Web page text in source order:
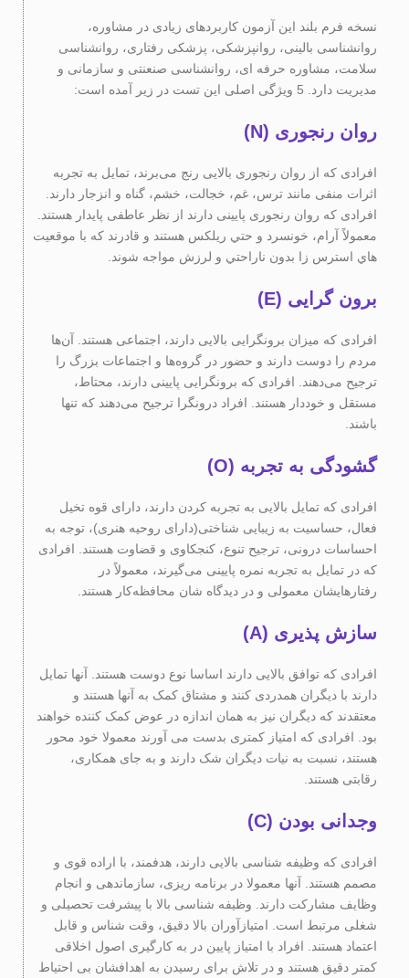
نسخه فرم بلند این آزمون کاربردهای زیادی در مشاوره،
روانشناسی بالینی، روانپزشکی، پزشکی رفتاری، روانشناسی
سلامت، مشاوره حرفه ای، روانشناسی صنعنتی و سازمانی و
مدیریت دارد. 5 ویژگی اصلی این تست در زیر آمده است:
روان رنجوری (N)
افرادی که از روان رنجوری بالایی رنج می‌برند، تمایل به تجربه
اثرات منفی مانند ترس، غم، خجالت، خشم، گناه و انزجار دارند.
افرادی که روان رنجوری پایینی دارند از نظر عاطفی پایدار هستند.
معمولاً آرام، خونسرد و حتي ريلكس هستند و قادرند که با موقعيت
هاي استرس زا بدون ناراحتي و لرزش مواجه شوند.
برون گرایی (E)
افرادی که میزان برونگرایی بالایی دارند، اجتماعی هستند. آن‌ها
مردم را دوست دارند و حضور در گروه‌ها و اجتماعات بزرگ را
ترجیح می‌دهند. افرادی که برونگرایی پایینی دارند، محتاط،
مستقل و خوددار هستند. افراد درونگرا ترجیح می‌دهند که تنها
باشند.
گشودگی به تجربه (O)
افرادی که تمایل بالایی به تجربه کردن دارند، دارای قوه تخیل
فعال، حساسیت به زیبایی شناختی(دارای روحیه هنری)، توجه به
احساسات درونی، ترجیح تنوع، کنجکاوی و قضاوت هستند. افرادی
که در تمایل به تجربه نمره پایینی می‌گیرند، معمولاً در
رفتارهایشان معمولی و در دیدگاه شان محافظه‌کار هستند.
سازش پذیری (A)
افرادی که توافق بالایی دارند اساسا نوع دوست هستند. آنها تمایل
دارند با دیگران همدردی کنند و مشتاق کمک به آنها هستند و
معتقدند که دیگران نیز به همان اندازه در عوض کمک کننده خواهند
بود. افرادی که امتیاز کمتری بدست می آورند معمولا خود محور
هستند، نسبت به نیات دیگران شک دارند و به جای همکاری،
رقابتی هستند.
وجدانی بودن (C)
افرادی که وظیفه شناسی بالایی دارند، هدفمند، با اراده قوی و
مصمم هستند. آنها معمولا در برنامه ریزی، سازماندهی و انجام
وظایف مشارکت دارند. وظیفه شناسی بالا با پیشرفت تحصیلی و
شغلی مرتبط است. امتیازآوران بالا دقیق، وقت شناس و قابل
اعتماد هستند. افراد با امتیاز پایین در به کارگیری اصول اخلاقی
کمتر دقیق هستند و در تلاش برای رسیدن به اهدافشان بی احتیاط